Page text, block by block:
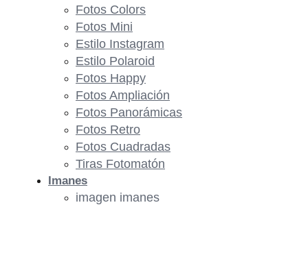
Fotos Colors
Fotos Mini
Estilo Instagram
Estilo Polaroid
Fotos Happy
Fotos Ampliación
Fotos Panorámicas
Fotos Retro
Fotos Cuadradas
Tiras Fotomatón
Imanes
imagen imanes